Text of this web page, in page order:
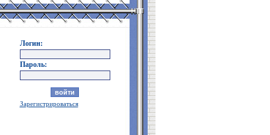
Логин:
Пароль:
Зарегистрироваться